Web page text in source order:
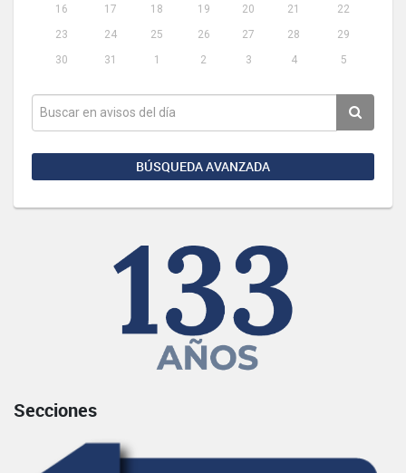
16
17 18 19 20 21
22
23
24 25 26 27 28
29
30
31 1 2 3 4 5
BÚSQUEDA AVANZADA
Secciones